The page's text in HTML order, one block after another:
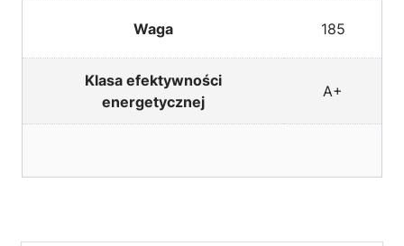
Waga 185
Klasa efektywności
energetycznej
A+